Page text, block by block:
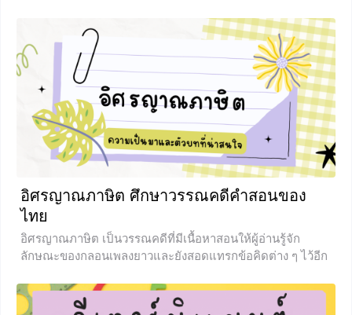
อิศรญาณภาษิต ศึกษาวรรณคดีคำสอนของ
ไทย
อิศรญาณภาษิต เป็นวรรณคดีที่มีเนื้อหาสอนให้ผู้อ่านรู้จัก
ลักษณะของกลอนเพลงยาวและยังสอดแทรกข้อคิดต่าง ๆ ไว้อีก
ประวัติความความเป็นมา ผู้แต่ง ลักษณะคำประพันธ์ของกลอน
เพลงยาว และตัวบทที่น่าสนใจ ๆ ในเรื่อง ถ้าน้อง ๆ อยากรู้แล้ว